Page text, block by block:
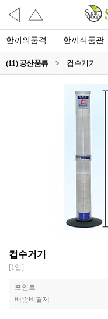
한끼의품격 한끼식품관
(11) 공산품류 > 컵수거기
컵수거기
[1입]
포인트
배송비결제